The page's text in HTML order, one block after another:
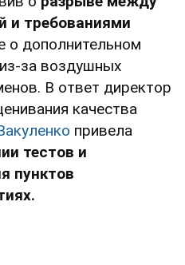
и требованиями
о дополнительном
за воздушных
В ответ директор
качества
привела
тестов и
пунктов